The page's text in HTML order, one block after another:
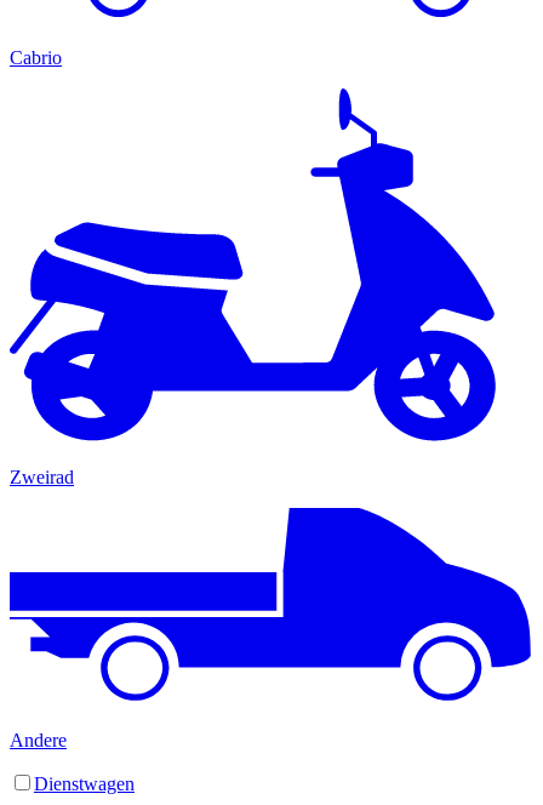
Cabrio
Zweirad
Andere
Dienstwagen